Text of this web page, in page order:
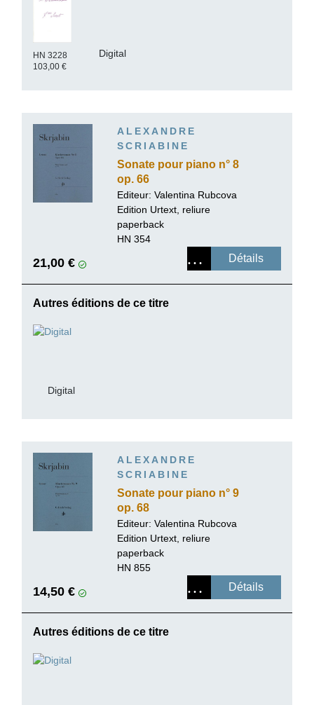
HN 3228
103,00 €
Digital
ALEXANDRE
SCRIABINE
Sonate pour piano n° 8
op. 66
Editeur: Valentina Rubcova
Edition Urtext, reliure
paperback
HN 354
21,00 € Détails
Autres éditions de ce titre
Digital
ALEXANDRE
SCRIABINE
Sonate pour piano n° 9
op. 68
Editeur: Valentina Rubcova
Edition Urtext, reliure
paperback
HN 855
14,50 € Détails
Autres éditions de ce titre